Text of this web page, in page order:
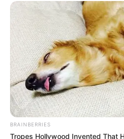
PRONOSTIC QUINTE du jour
ANNIVERSAIRE DE PARILLY
l’hippodrome de LYON-PARILLY.
Course de Plat, pour un
Le Quinté du jour ce sont 16
Tiercé Quinté.
Facebook pour voir les Astro
BRAINBERRIES
Tropes Hollywood Invented That